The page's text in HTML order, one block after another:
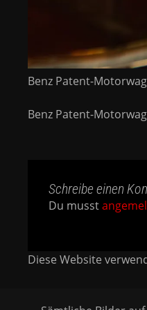
Benz Patent-
Benz Patent-
Schreibe einen
Du musst
Diese Website